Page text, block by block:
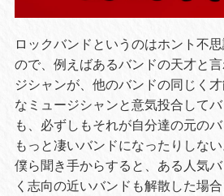
ロックバンドというのはホント不
ので、例えばあるバンドの天才と
ジシャンが、他のバンドの同じく
なミュージシャンと意気投合して
も、必ずしもそれが自分達の元の
もっと凄いバンドになったりしない
僕ら聞き手からすると、ある人気
く志向の近いバンドも解散した場